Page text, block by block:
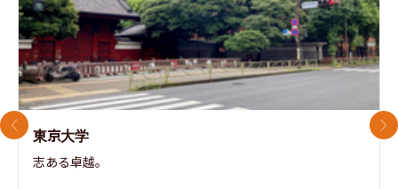
東京大学
志ある卓越。
前のスライド 次